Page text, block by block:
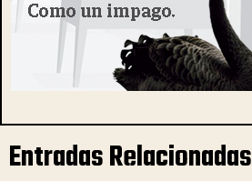
Entradas Relacionadas